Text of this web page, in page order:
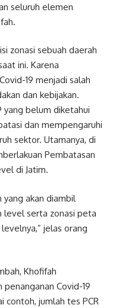
seluruh elemen
zonasi sebuah daerah
ini. Karena
19 menjadi salah
dan kebijakan.
yang belum diketahui
dan mempengaruhi
sektor. Utamanya, di
Pembatasan
di Jatim.
yang akan diambil
level serta zonasi peta
jelas orang
Khofifah
Covid-19
contoh, jumlah tes PCR